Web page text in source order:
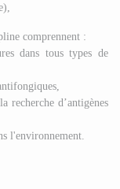
comprennent :
dans tous types de
recherche d’antigènes
l'environnement.